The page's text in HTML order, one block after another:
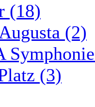
(18)
(2)
(3)